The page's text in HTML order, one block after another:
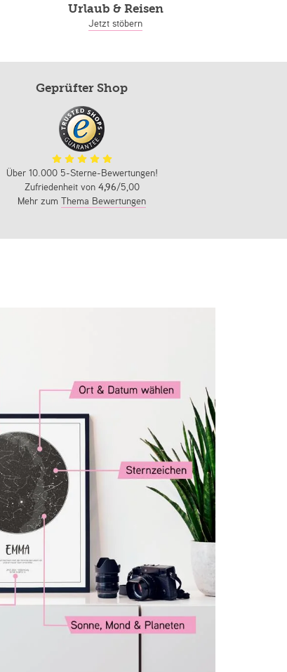
Urlaub & Reisen
Jetzt stöbern
Geprüfter Shop
Über 10.000 5-Sterne-Bewertungen!
Zufriedenheit von 4,96/5,00
Mehr zumThema Bewertungen